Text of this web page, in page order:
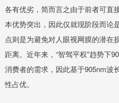
各有优劣，简而言之由于前者可直
本优势突出，因此仅就现阶段而论
点则是为避免对人眼视网膜的潜在
距离。近年来，“智驾平权”趋势下
消费者的需求，因此基于905nm波
性占优。